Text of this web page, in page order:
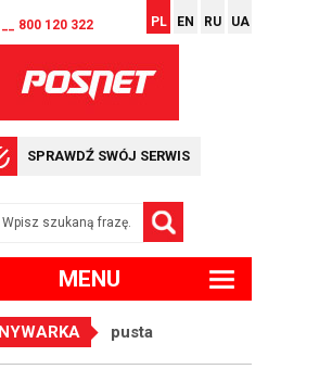
__ 800 120 322 PL EN RU UA
SPRAWDŹ SWÓJ SERWIS
MENU
pusta